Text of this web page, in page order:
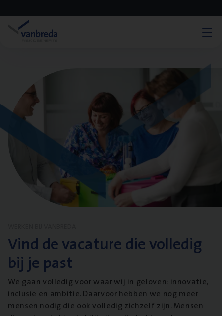
Vind de vacature die volledig
bij je past
We gaan volledig voor waar wij in geloven: innovatie,
inclusie en ambitie. Daarvoor hebben we nog meer
mensen nodig die ook volledig zichzelf zijn. Mensen